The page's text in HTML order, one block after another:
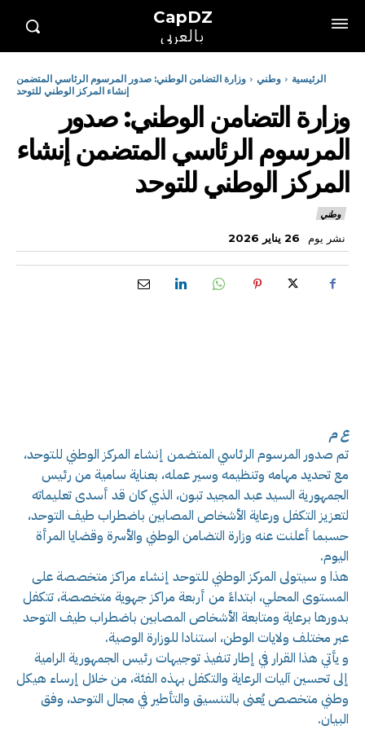
CapDZ
بالعربي
الرئيسية وطني
وزارة التضامن الوطني: صدور المرسوم الرئاسي المتضمن
إنشاء المركز الوطني للتوحد
وزارة التضامن الوطني: صدور
المرسوم الرئاسي المتضمن إنشاء
المركز الوطني للتوحد
وطني
نشر يوم 26 يناير 2026
ع م
تم صدور المرسوم الرئاسي المتضمن إنشاء المركز الوطني للتوحد،
مع تحديد مهامه وتنظيمه وسير عمله، بعناية سامية من رئيس
الجمهورية السيد عبد المجيد تبون، الذي كان قد أسدى تعليماته
لتعزيز التكفل ورعاية الأشخاص المصابين باضطراب طيف التوحد،
حسبما أعلنت عنه وزارة التضامن الوطني والأسرة وقضايا المرأة
اليوم.
هذا و سيتولى المركز الوطني للتوحد إنشاء مراكز متخصصة على
المستوى المحلي، ابتداءً من أربعة مراكز جهوية متخصصة، تتكفل
بدورها برعاية ومتابعة الأشخاص المصابين باضطراب طيف التوحد
عبر مختلف ولايات الوطن، استنادا للوزارة الوصية.
و يأتي هذا القرار في إطار تنفيذ توجيهات رئيس الجمهورية الرامية
إلى تحسين آليات الرعاية والتكفل بهذه الفئة، من خلال إرساء هيكل
وطني متخصص يُعنى بالتنسيق والتأطير في مجال التوحد، وفق
البيان.